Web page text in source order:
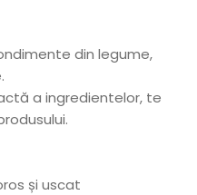
din legume,
a ingredientelor, te
și uscat